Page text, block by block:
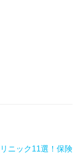
ニック11選！保険